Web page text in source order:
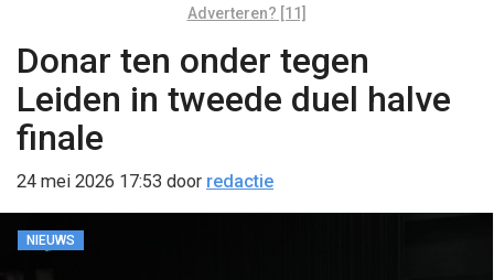
Adverteren? [11]
Donar ten onder tegen
Leiden in tweede duel halve
finale
24 mei 2026 17:53 door redactie
NIEUWS